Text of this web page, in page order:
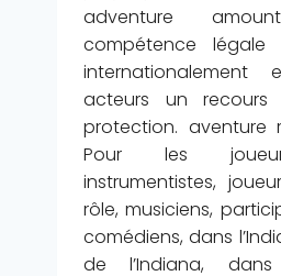
adventure
compétence légale
acteurs un
protection. aventure
Pour les
instrumentistes,
rôle, musiciens,
comédiens, dans
de l’Indiana,